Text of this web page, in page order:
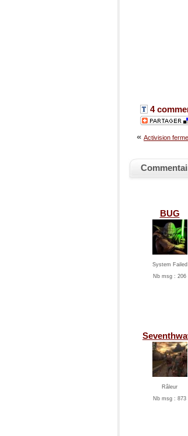
4
« Activision
BUG
System Failed
Nb msg : 206
Râleur
Nb msg : 873